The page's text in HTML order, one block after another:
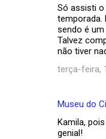
Só assisti o
temporada.
sendo é
Talvez
não tiver
terça-feira,
Museu do
Kamila,
genial!